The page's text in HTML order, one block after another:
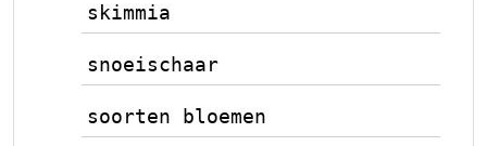
skimmia
snoeischaar
soorten bloemen